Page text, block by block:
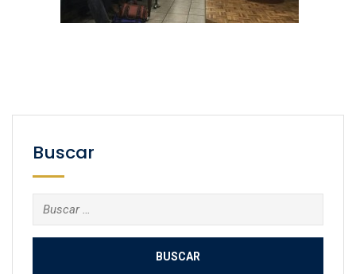
Buscar
Buscar: